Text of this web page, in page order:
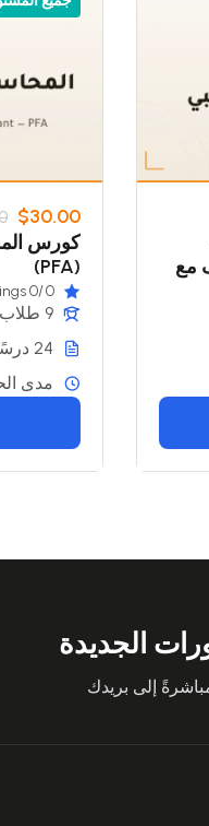
المحاسبة وتكنولوجيا
مركزنا بأن النجاح المهني
يقدمها نخبة من
المتدربين بمتطلبات سوق
أن نكون منارة للتدريب
مهارات عملية حقيقية
عملية حقيقية. أما رسالتنا
واحترافية في بيئة
مع
$30.00
كورس
(PFA)
0
/0 ratings
9 طلاب
24 درسًا
مدى
الجديدة
إلى بريدك